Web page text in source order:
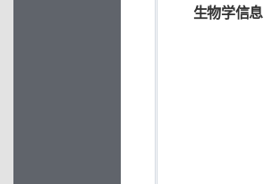
生物学信息